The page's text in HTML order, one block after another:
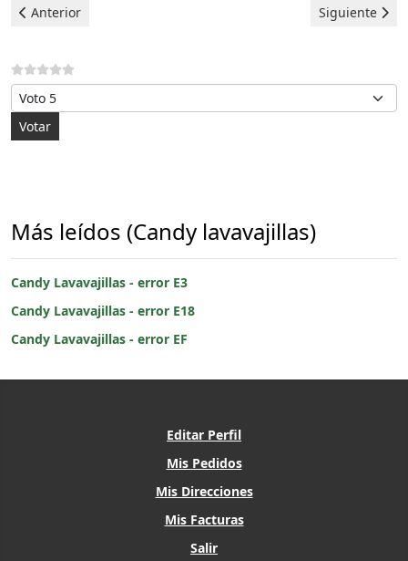
Artículo anterior: Candy Lavavajillas - error EF
Anterior Artículo
Siguiente
Por favor, vote
Más leídos (Candy lavavajillas)
Candy Lavavajillas - error E3
Candy Lavavajillas - error E18
Candy Lavavajillas - error EF
Editar Perfil
Mis Pedidos
Mis Direcciones
Mis Facturas
Salir